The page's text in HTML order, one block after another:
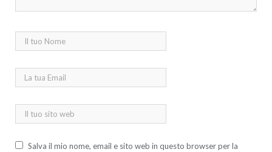
Salva il mio nome, email e sito web in questo browser per la